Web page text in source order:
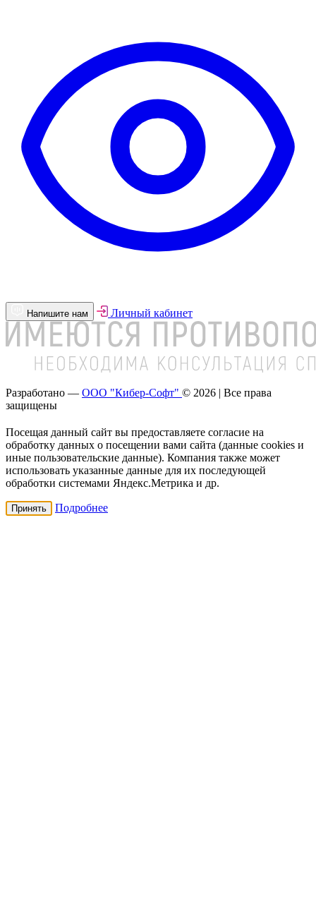
Напишите нам Личный кабинет
Разработано — ООО "Кибер-Софт" © 2026 | Все права
защищены
Посещая данный сайт вы предоставляете согласие на
обработку данных о посещении вами сайта (данные cookies и
иные пользовательские данные). Компания также может
использовать указанные данные для их последующей
обработки системами Яндекс.Метрика и др.
Принять Подробнее